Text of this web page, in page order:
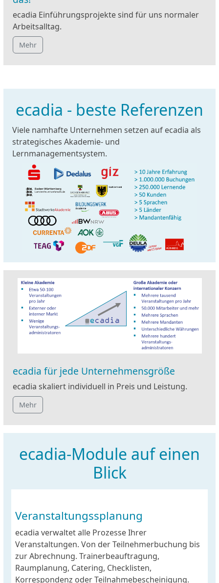
ecadia Einführungsprojekte sind für uns normaler
Arbeitsalltag.
Mehr
ecadia - beste Referenzen
Viele namhafte Unternehmen setzen auf ecadia als
strategisches Akademie- und
Lernmanagementsystem.
ecadia für jede Unternehmensgröße
ecadia skaliert individuell in Preis und Leistung.
Mehr
ecadia-Module auf einen
Blick
Veranstaltungssplanung
ecadia verwaltet alle Prozesse Ihrer
Veranstaltungen. Von der Teilnehmerbuchung bis
zur Abrechnung. Trainerbeauftragung,
Raumplanung, Catering, Checklisten,
Korrespondenz oder Teilnahmebescheinigung.